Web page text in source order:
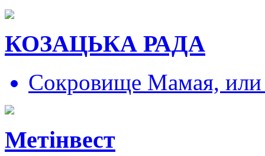
КОЗАЦЬКА РАДА
Сокровище Мамая, или
Метінвест